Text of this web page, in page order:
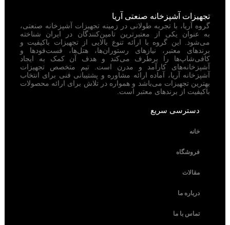
تجهیزات آشپزخانه صنعتی آریا
گروه آریا، با تجربه طولانی در زمینه تجهیزات آشپزخانه صنعتی،
به عنوان یکی از معتبرترین تامین‌کنندگان در ایران شناخته
می‌شود. این گروه با ارائه تنوع بالایی از تجهیزات باکیفیت و
برندهای معتبر، نیازهای رستوران‌ها، هتل‌ها، فست‌فودها و
کافی‌شاپ‌ها را برطرف می‌کند و هدف آن کمک به ایجاد
آشپزخانه‌های کارآمد و مدرن است. تیم متخصص تجهیزات
آشپزخانه آریا، آماده ارائه مشاوره و پشتیبانی فنی برای انتخاب
بهترین تجهیزات می‌باشد و همواره در تلاش برای ارائه محصولات
باکیفیت از برندهای معتبر است.
دسترسی سریع
خانه
فروشگاه
مقالات
درباره ما
تماس با ما